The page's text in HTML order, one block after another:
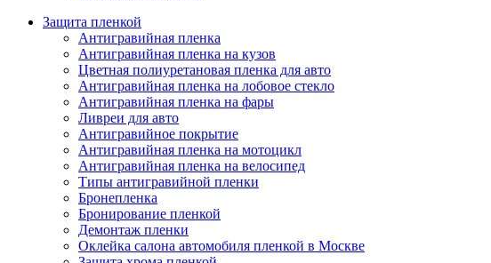
Защита пленкой
Антигравийная пленка
Антигравийная пленка на кузов
Цветная полиуретановая пленка для авто
Антигравийная пленка на лобовое стекло
Антигравийная пленка на фары
Ливреи для авто
Антигравийное покрытие
Антигравийная пленка на мотоцикл
Антигравийная пленка на велосипед
Типы антигравийной пленки
Бронепленка
Бронирование пленкой
Демонтаж пленки
Оклейка салона автомобиля пленкой в Москве